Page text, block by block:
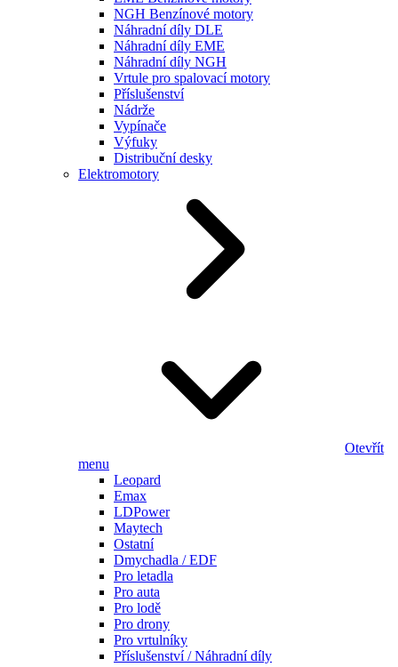
NGH Benzínové motory
Náhradní díly DLE
Náhradní díly EME
Náhradní díly NGH
Vrtule pro spalovací motory
Příslušenství
Nádrže
Vypínače
Výfuky
Distribuční desky
Elektromotory
Otevřít
menu
Leopard
Emax
LDPower
Maytech
Ostatní
Dmychadla / EDF
Pro letadla
Pro auta
Pro lodě
Pro drony
Pro vrtulníky
Příslušenství / Náhradní díly